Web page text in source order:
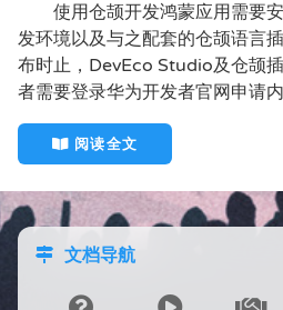
使用仓颉开发鸿蒙应用需要
发环境以及与之配套的仓颉语言
布时止，DevEco Studio及仓颉
者需要登录华为开发者官网申请
阅读全文
文档导航